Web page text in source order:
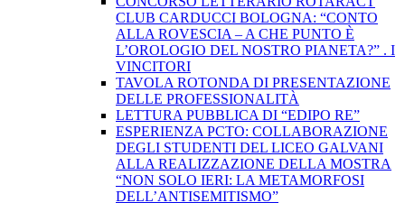
CLUB CARDUCCI BOLOGNA: “CONTO
ALLA ROVESCIA – A CHE PUNTO È
L’OROLOGIO DEL NOSTRO PIANETA?” . I
VINCITORI
TAVOLA ROTONDA DI PRESENTAZIONE
DELLE PROFESSIONALITÀ
LETTURA PUBBLICA DI “EDIPO RE”
ESPERIENZA PCTO: COLLABORAZIONE
DEGLI STUDENTI DEL LICEO GALVANI
ALLA REALIZZAZIONE DELLA MOSTRA
“NON SOLO IERI: LA METAMORFOSI
DELL’ANTISEMITISMO”